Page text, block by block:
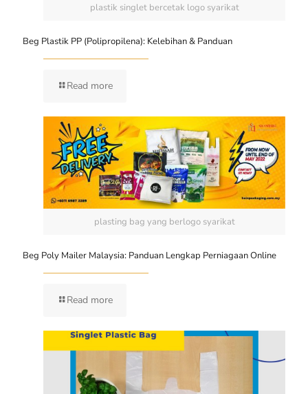
plastik singlet bercetak logo syarikat
Beg Plastik PP (Polipropilena): Kelebihan & Panduan
Read more
plasting bag yang berlogo syarikat
Beg Poly Mailer Malaysia: Panduan Lengkap Perniagaan Online
Read more